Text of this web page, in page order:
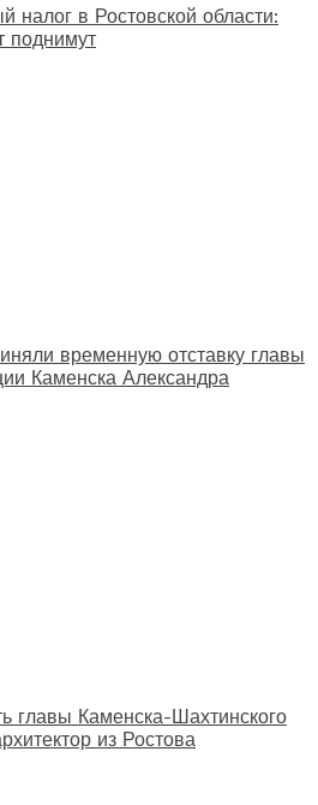
налог в Ростовской области:
поднимут
временную отставку главы
Каменска Александра
главы Каменска-Шахтинского
из Ростова